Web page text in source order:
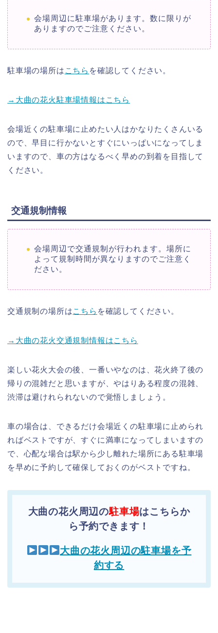
会場周辺に駐車場があります。数に限りが
ありますのでご注意ください。
駐車場の場所は こちら を確認してください。
→大曲の花火駐車場情報はこちら
会場近くの駐車場に止めたい人はかなりたくさんいる
ので、早目に行かないとすぐにいっぱいになってしま
いますので、車の方はなるべく早めの到着を目指して
ください。
交通規制情報
会場周辺で交通規制が行われます。場所に
よって規制時間が異なりますのでご注意く
ださい。
交通規制の場所はこちら を確認してください。
→大曲の花火交通規制情報はこちら
楽しい花火大会の後、一番いやなのは、花火終了後の
帰りの混雑だと思いますが、やはりある程度の混雑、
渋滞は避けれられないので覚悟しましょう。
車の場合は、できるだけ会場近くの駐車場に止められ
ればベストですが、すぐに満車になってしまいますの
で、心配な場合は駅から少し離れた場所にある駐車場
を早めに予約して確保しておくのがベストですね。
大曲の花火周辺の駐車場はこちらか
ら予約できます！
大曲の花火周辺の駐車場を予
約する